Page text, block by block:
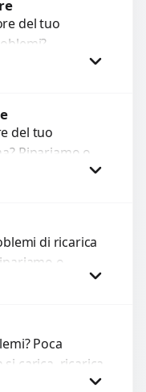
del tuo
guasti come
a fuoco non
del tuo
Ripariamo o
guaste con
sfocate, messa
di ricarica
o
ricarica guasti,
Poca
carica, ricarica